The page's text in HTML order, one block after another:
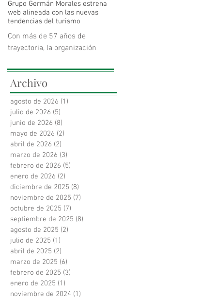
mejoras cognitivas un 55%
superiores a las observadas
generales de salud en adultos
mayores en riesgo de deterioro
Grupo Germán Morales estrena
web alineada con las nuevas
tendencias del turismo
Con más de 57 años de
trayectoria, la organización
narrativa de marca para
conectar la hotelería tradicional
con las rentas cortas, la
tecnología y la sostenibilidad.
La nueva plataforma responde
a las demandas del viajero
moderno y los nuevos modelos
de habitabilidad.
Archivo
agosto de 2026 (1)
julio de 2026 (5)
junio de 2026 (8)
mayo de 2026 (2)
abril de 2026 (2)
marzo de 2026 (3)
febrero de 2026 (5)
enero de 2026 (2)
diciembre de 2025 (8)
noviembre de 2025 (7)
octubre de 2025 (7)
septiembre de 2025 (8)
agosto de 2025 (2)
julio de 2025 (1)
abril de 2025 (2)
marzo de 2025 (6)
febrero de 2025 (3)
enero de 2025 (1)
noviembre de 2024 (1)